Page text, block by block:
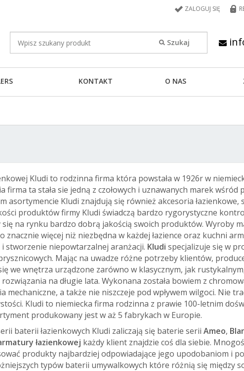
ZALOGUJ SIĘ
KONTAKT O NAS
Kludi to rodzinna firma która powstała w 1926r w
firma ta stała sie jedną z czołowych i uznawanych marek
asortymencie Kludi znajdują się również akcesoria łazienkowe,
produktów firmy Kludi świadczą bardzo rygorystyczne
na rynku bardzo dobrą jakością swoich produktów. Wyroby
znacznie więcej niż niezbędna w każdej łazience oraz kuchni
stworzenie niepowtarzalnej aranżacji. Kludi specjalizuje się w
Mając na uwadze różne potrzeby klientów,
we wnętrza urządzone zarówno w klasycznym, jak
rozwiązania na długie lata. Wykonana została bowiem z
mechaniczne, a także nie niszczeje pod wpływem wilgoci. Nie
Kludi to niemiecka firma rodzinna z prawie 100-letnim
produkowany jest w aż 5 fabrykach w Europie.
baterii łazienkowych Kludi zaliczają się baterie serii Ameo,
łazienkowej każdy klient znajdzie coś dla siebie.
produkty najbardziej odpowiadające jego upodobaniom i
typów baterii umywalkowych które różnią się między